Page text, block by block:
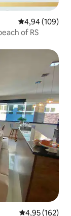
4,94 af 5 í
4,94 (109)
of RS
4,95 af 5 í
4,95 (162)